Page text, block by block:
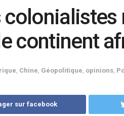
continent
Chine Géopolitique opinions
sur facebook